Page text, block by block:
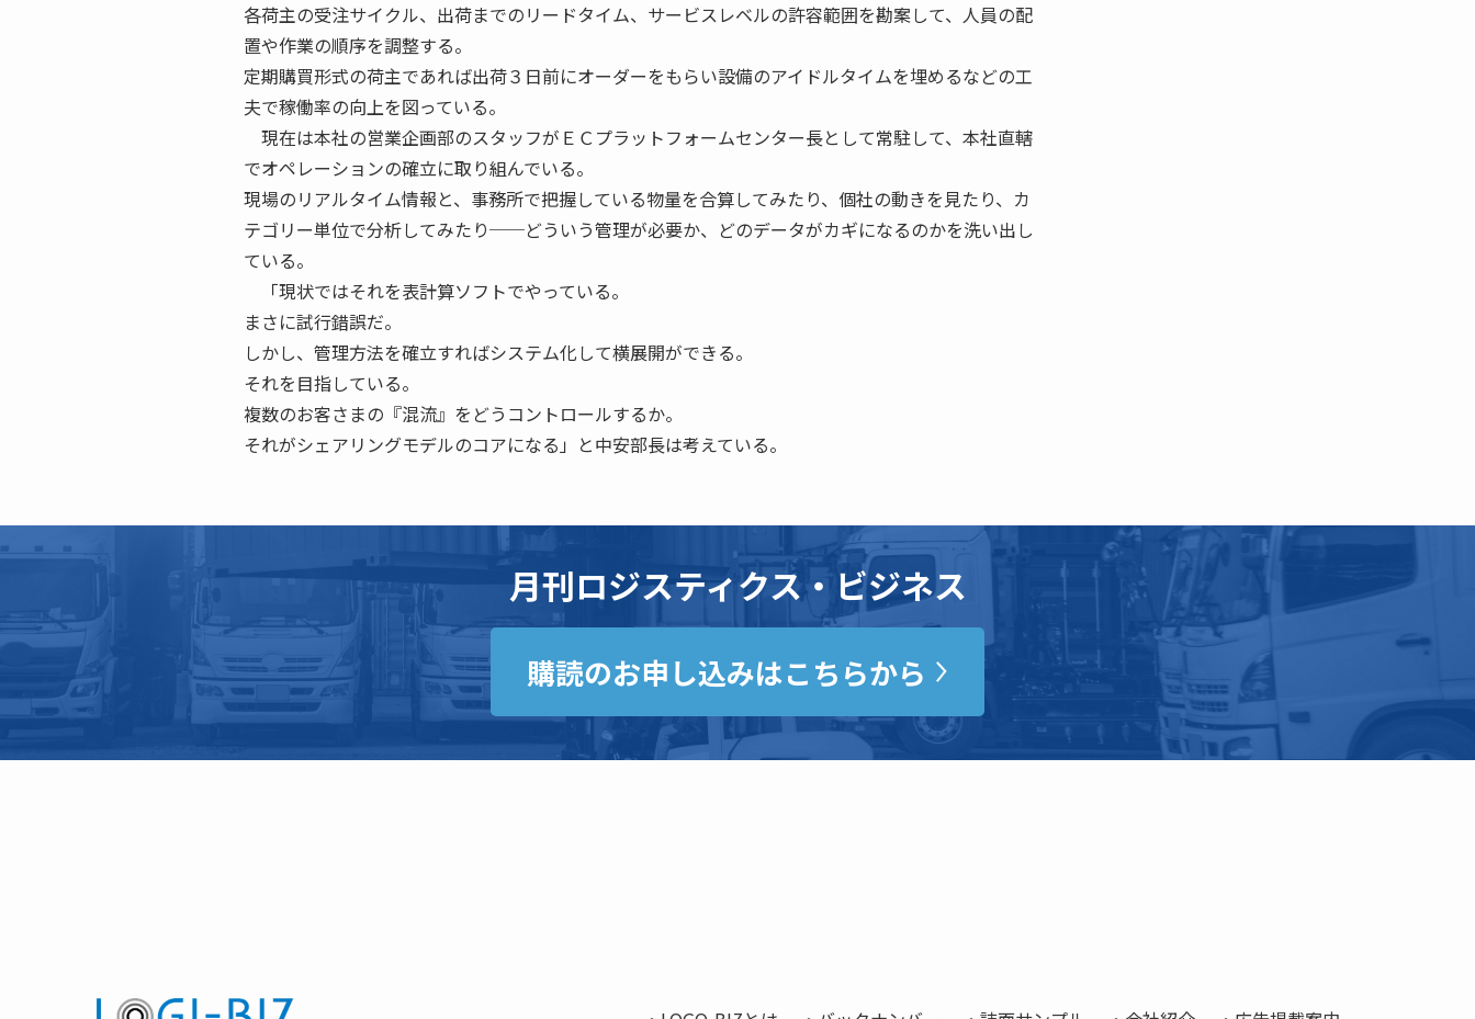
各荷主の受注サイクル、出荷までのリードタイム、サービスレベルの許容範囲を勘案して、人員の配
置や作業の順序を調整する。
定期購買形式の荷主であれば出荷３日前にオーダーをもらい設備のアイドルタイムを埋めるなどの工
夫で稼働率の向上を図っている。
現在は本社の営業企画部のスタッフがＥＣプラットフォームセンター長として常駐して、本社直轄
でオペレーションの確立に取り組んでいる。
現場のリアルタイム情報と、事務所で把握している物量を合算してみたり、個社の動きを見たり、カ
テゴリー単位で分析してみたり──どういう管理が必要か、どのデータがカギになるのかを洗い出し
ている。
「現状ではそれを表計算ソフトでやっている。
まさに試行錯誤だ。
しかし、管理方法を確立すればシステム化して横展開ができる。
それを目指している。
複数のお客さまの『混流』をどうコントロールするか。
それがシェアリングモデルのコアになる」と中安部長は考えている。
月刊ロジスティクス・ビジネス
購読のお申し込みはこちらから